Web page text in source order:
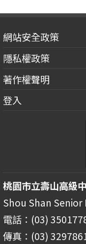
網站安全政策
隱私權政策
著作權聲明
登入
桃園市立壽山高級
Shou Shan
電話：(03)
傳真：(03)